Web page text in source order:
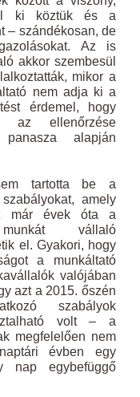
ki köztük és a
– szándékosan, de
Az is
akkor szembesül
mikor a
nem adja ki a
érdemel, hogy
az ellenőrzése
alapján
tartotta be a
amely
már évek óta a
vállaló
el. Gyakori, hogy
a munkáltató
valójában
azt a 2015. őszén
szabályok
volt – a
megfelelően nem
évben egy
nap egybefüggő